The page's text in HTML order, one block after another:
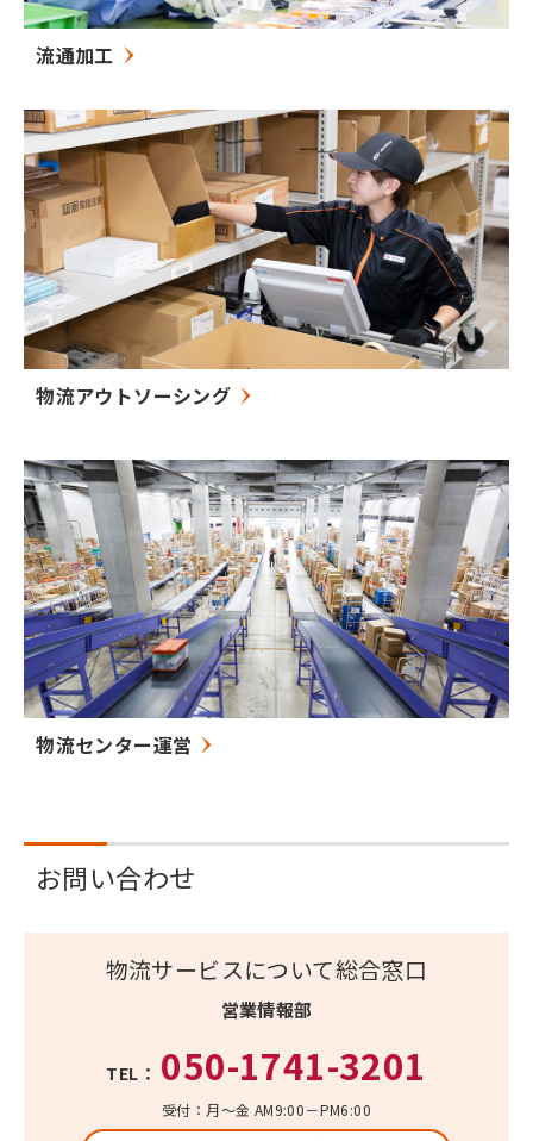
流通加工
物流アウトソーシング
物流センター運営
お問い合わせ
物流サービスについて総合窓口
営業情報部
TEL： 050-1741-3201
受付：月～金 AM9:00－PM6:00